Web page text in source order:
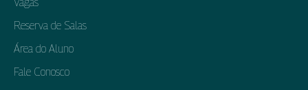
Reserva de Salas
Área do Aluno
Fale Conosco